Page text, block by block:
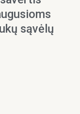
sąvėlų